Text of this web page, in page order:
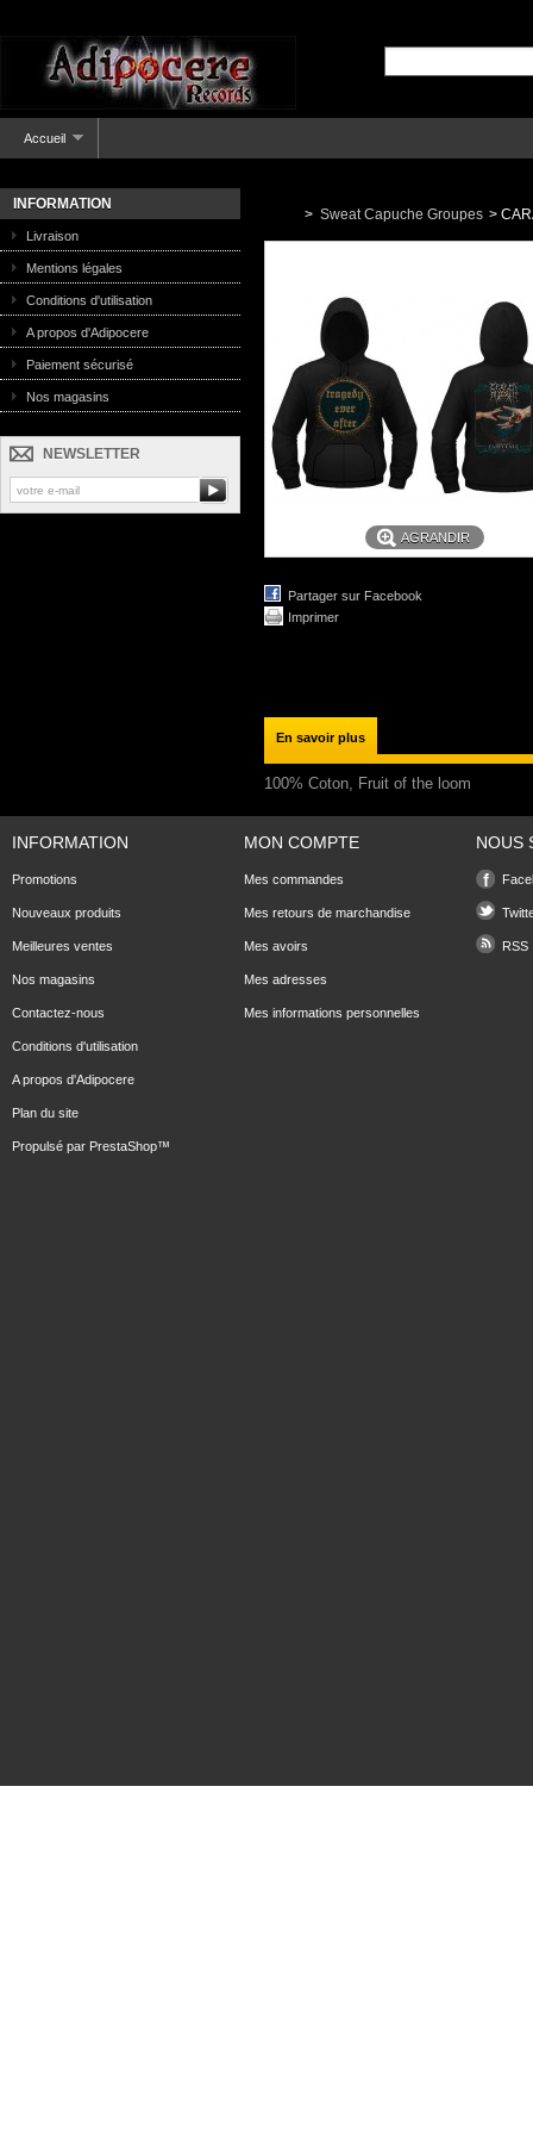
Accueil
INFORMATION
Livraison
Mentions légales
Conditions d'utilisation
A propos d'Adipocere
Paiement sécurisé
Nos magasins
NEWSLETTER
> Sweat Capuche Groupes >
AGRANDIR
Partager sur Facebook
Imprimer
En savoir plus
100% Coton, Fruit of the loom
INFORMATION
Promotions
Nouveaux produits
Meilleures ventes
Nos magasins
Contactez-nous
Conditions d'utilisation
A propos d'Adipocere
Plan du site
Propulsé par PrestaShop™
MON COMPTE
Mes commandes
Mes retours de marchandise
Mes avoirs
Mes adresses
Mes informations personnelles
NOUS
RSS